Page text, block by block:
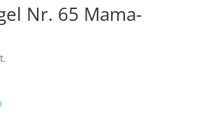
Nr. 65 Mama-